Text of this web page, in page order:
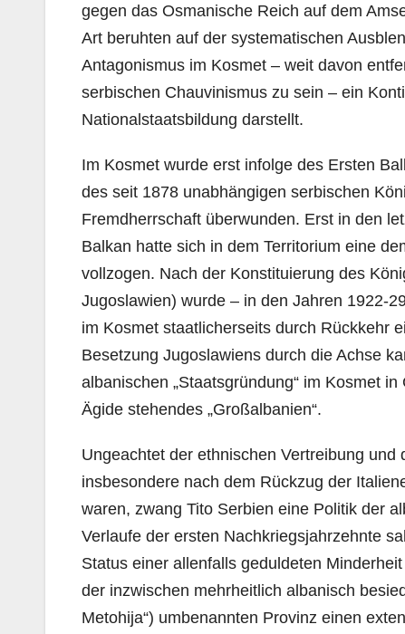
gegen das Osmanische Reich auf dem
Art beruhten auf der systematischen
Antagonismus im Kosmet – weit davon
serbischen Chauvinismus zu sein – ein
Nationalstaatsbildung darstellt.
Im Kosmet wurde erst infolge des Ersten
des seit 1878 unabhängigen serbischen
Fremdherrschaft überwunden. Erst in den
Balkan hatte sich in dem Territorium eine
vollzogen. Nach der Konstituierung des
Jugoslawien) wurde – in den Jahren 1922-
im Kosmet staatlicherseits durch Rückkehr
Besetzung Jugoslawiens durch die Achse
albanischen „Staatsgründung“ im Kosmet
Ägide stehendes „Großalbanien“.
Ungeachtet der ethnischen Vertreibung
insbesondere nach dem Rückzug der
waren, zwang Tito Serbien eine Politik der
Verlaufe der ersten Nachkriegsjahrzehnte
Status einer allenfalls geduldeten
der inzwischen mehrheitlich albanisch
Metohija“) umbenannten Provinz einen